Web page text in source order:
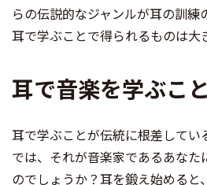
らの伝説的なジャンルが耳の訓練
耳で学ぶことで得られるものは大
耳で音楽を学ぶこ
耳で学ぶことが伝統に根差してい
では、それが音楽家であるあな
のでしょうか？耳を鍛え始めると